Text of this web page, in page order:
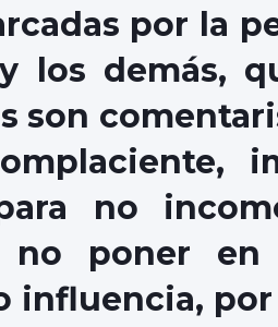
por la
los demás,
son
no
no poner en
influencia,